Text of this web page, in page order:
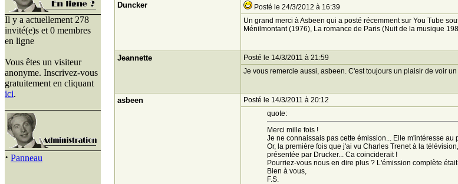
Il y a actuellement 278
invité(e)s et 0 membres
en ligne
Vous êtes un visiteur
anonyme. Inscrivez-vous
gratuitement en cliquant
ici.
· Panneau
Duncker
Posté le 24/3/2012 à 16:39
Un grand merci à Asbeen qui a posté récemment sur You Tube
Ménilmontant (1976), La romance de Paris (Nuit de la musique
Jeannette
Posté le 14/3/2011 à 21:59
Je vous remercie aussi, asbeen. C'est toujours un plaisir de voir
asbeen
Posté le 14/3/2011 à 20:12
quote:
Merci mille fois !
Je ne connaissais pas cette émission... Elle m'intéresse
Or, la première fois que j'ai vu Charles Trenet à la
présentée par Drucker... Ca coinciderait !
Pourriez-vous nous en dire plus ? L'émission complète
Bien à vous,
F.S.